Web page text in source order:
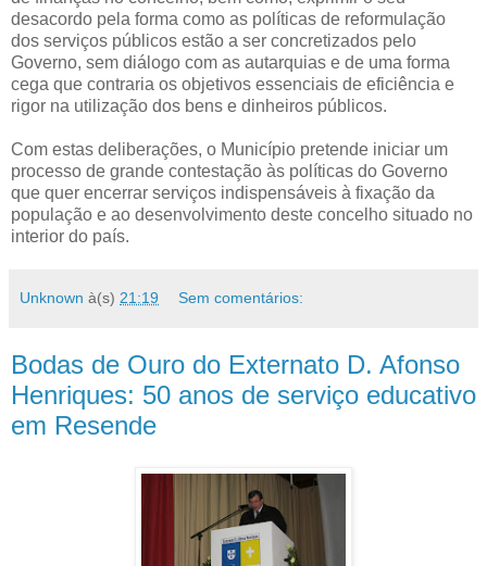
desacordo pela forma como as políticas de reformulação
dos serviços públicos estão a ser concretizados pelo
Governo, sem diálogo com as autarquias e de uma forma
cega que contraria os objetivos essenciais de eficiência e
rigor na utilização dos bens e dinheiros públicos.
Com estas deliberações, o Município pretende iniciar um
processo de grande contestação às políticas do Governo
que quer encerrar serviços indispensáveis à fixação da
população e ao desenvolvimento deste concelho situado no
interior do país.
Unknown à(s) 21:19 Sem comentários:
Bodas de Ouro do Externato D. Afonso
Henriques: 50 anos de serviço educativo
em Resende